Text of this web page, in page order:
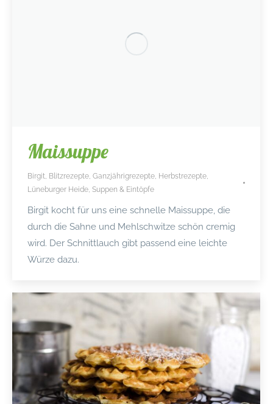
Maissuppe
Birgit Blitzrezepte Ganzjährigrezepte Herbstrezepte
Lüneburger Heide Suppen & Eintöpfe
Birgit kocht für uns eine schnelle Maissuppe, die
durch die Sahne und Mehlschwitze schön cremig
wird. Der Schnittlauch gibt passend eine leichte
Würze dazu.